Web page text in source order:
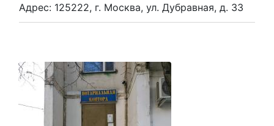
Адрес: 125222, г. Москва, ул. Дубравная, д. 33